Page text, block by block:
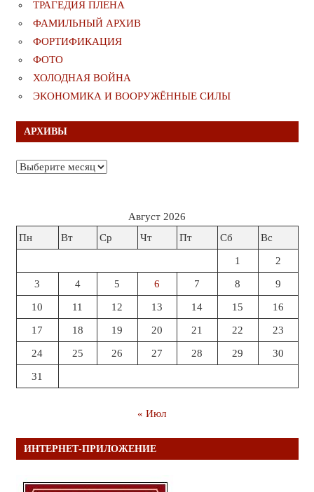
ТРАГЕДИЯ ПЛЕНА
ФАМИЛЬНЫЙ АРХИВ
ФОРТИФИКАЦИЯ
ФОТО
ХОЛОДНАЯ ВОЙНА
ЭКОНОМИКА И ВООРУЖЁННЫЕ СИЛЫ
АРХИВЫ
Архивы
Август 2026
Пн
Вт Ср Чт Пт Сб Вс
1 2
3 4 5 6 7 8 9
10 11 12 13 14 15 16
17 18 19 20 21 22 23
24 25 26 27 28 29 30
31
« Июл
ИНТЕРНЕТ-ПРИЛОЖЕНИЕ